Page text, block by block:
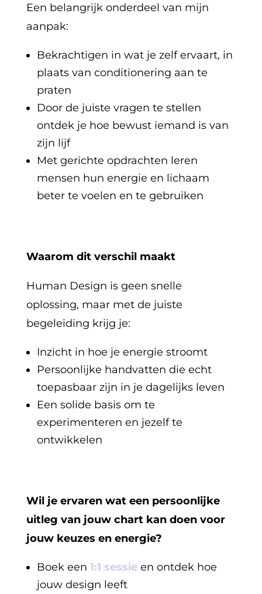
Een belangrijk onderdeel van mijn
aanpak:
Bekrachtigen in wat je zelf ervaart, in
plaats van conditionering aan te
praten
Door de juiste vragen te stellen
ontdek je hoe bewust iemand is van
zijn lijf
Met gerichte opdrachten leren
mensen hun energie en lichaam
beter te voelen en te gebruiken
Waarom dit verschil maakt
Human Design is geen snelle
oplossing, maar met de juiste
begeleiding krijg je:
Inzicht in hoe je energie stroomt
Persoonlijke handvatten die echt
toepasbaar zijn in je dagelijks leven
Een solide basis om te
experimenteren en jezelf te
ontwikkelen
Wil je ervaren wat een persoonlijke
uitleg van jouw chart kan doen voor
jouw keuzes en energie?
Boek een 1:1 sessieen ontdek hoe
jouw design leeft